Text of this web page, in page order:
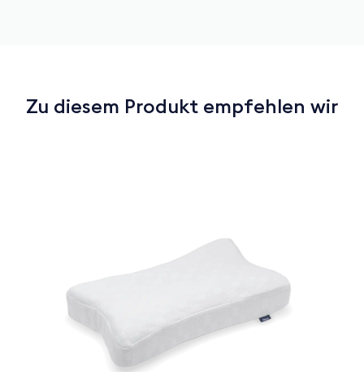
Zu diesem Produkt empfehlen wir